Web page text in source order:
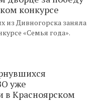
конкурсе
Дивногорска заняла
«Семья года».
уже
в Красноярском